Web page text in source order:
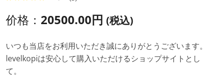
价格： 20500.00円 (税込)
いつも当店をお利用いただき誠にありがとうございます。
levelkopiは安心して購入いただけるショップサイトとし
て。